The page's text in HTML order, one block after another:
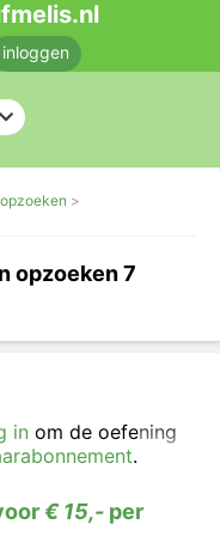
inloggen
opzoeken 7
in om de oefening
.
€ 15,- per